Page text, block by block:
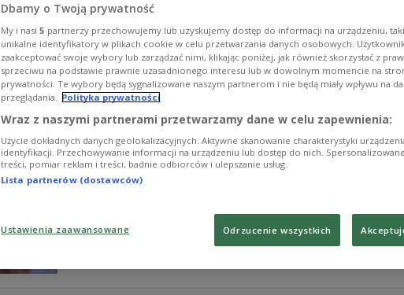
Zobacz więcej na temat:
Кароль Навроцки: На первом месте —
Президент Польши подвел итоги первого года
Zobacz więcej na temat: Кароль Навроцки
Dbamy o Twoją prywatność
My i nasi 5 partnerzy przechowujemy lub uzyskujemy dostęp do informacji na urządzeniu,
unikalne identyfikatory w plikach cookie w celu przetwarzania danych osobowych.
zaakceptować swoje wybory lub zarządzać nimi, klikając poniżej, jak również skorzystać z
sprzeciwu na podstawie prawnie uzasadnionego interesu lub w dowolnym momencie na
prywatności. Te wybory będą sygnalizowane naszym partnerom i nie będą miały wpływu na
przeglądania. Polityka prywatności
Wraz z naszymi partnerami przetwarzamy dane w celu zapewnienia:
Użycie dokładnych danych geolokalizacyjnych. Aktywne skanowanie charakterystyki
identyfikacji. Przechowywanie informacji na urządzeniu lub dostęp do nich.
treści, pomiar reklam i treści, badnie odbiorców i ulepszanie usług.
Lista partnerów (dostawców)
Ustawienia zaawansowane Odrzucenie wszystkich